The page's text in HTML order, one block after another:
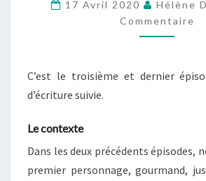
17 Avril 2020 Hélène
Commentaire
C’est le troisième et dernier
d’écriture suivie.
Le contexte
Dans les deux précédents épisodes,
premier personnage, gourmand,